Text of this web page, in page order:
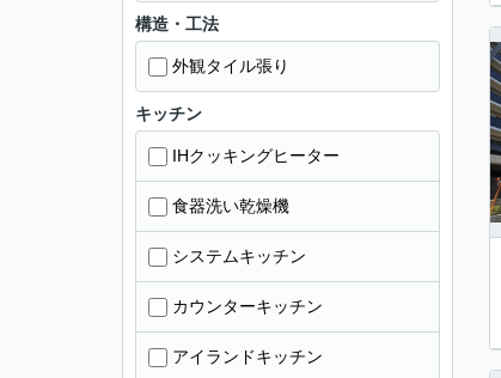
構造・工法
外観タイル張り
キッチン
IHクッキングヒーター
食器洗い乾燥機
システムキッチン
カウンターキッチン
アイランドキッチン